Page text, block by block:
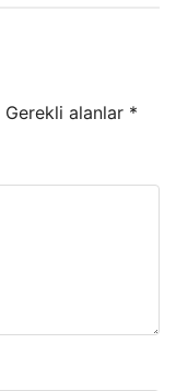
Gerekli alanlar *